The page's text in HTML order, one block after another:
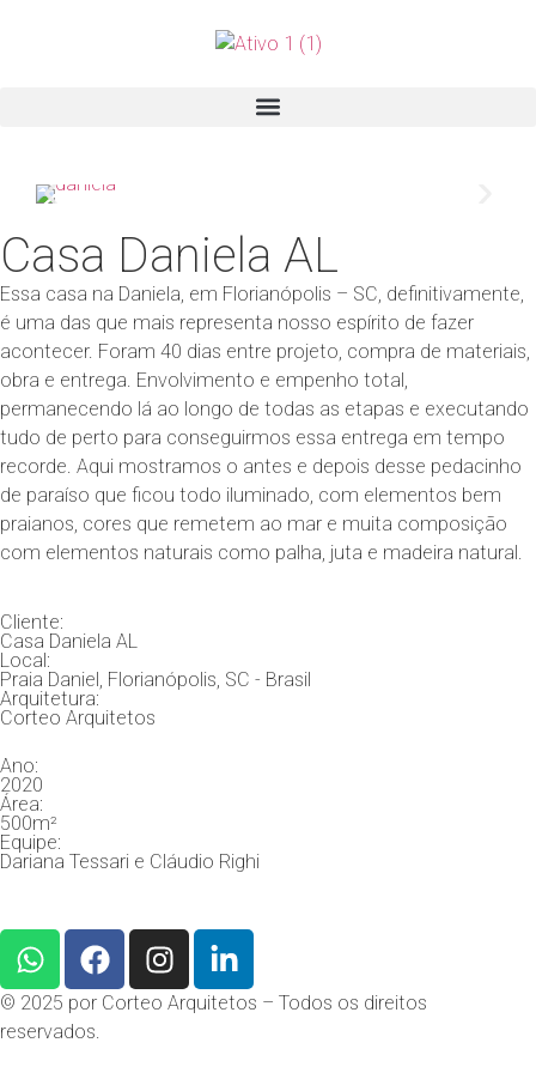
Casa Daniela AL
Essa casa na Daniela, em Florianópolis – SC, definitivamente,
é uma das que mais representa nosso espírito de fazer
acontecer. Foram 40 dias entre projeto, compra de materiais,
obra e entrega. Envolvimento e empenho total,
permanecendo lá ao longo de todas as etapas e executando
tudo de perto para conseguirmos essa entrega em tempo
recorde. Aqui mostramos o antes e depois desse pedacinho
de paraíso que ficou todo iluminado, com elementos bem
praianos, cores que remetem ao mar e muita composição
com elementos naturais como palha, juta e madeira natural.
Cliente:
Casa Daniela AL
Local:
Praia Daniel, Florianópolis, SC - Brasil
Arquitetura:
Corteo Arquitetos
Ano:
2020
Área:
500m²
Equipe:
Dariana Tessari e Cláudio Righi
© 2025 por Corteo Arquitetos – Todos os direitos
reservados.